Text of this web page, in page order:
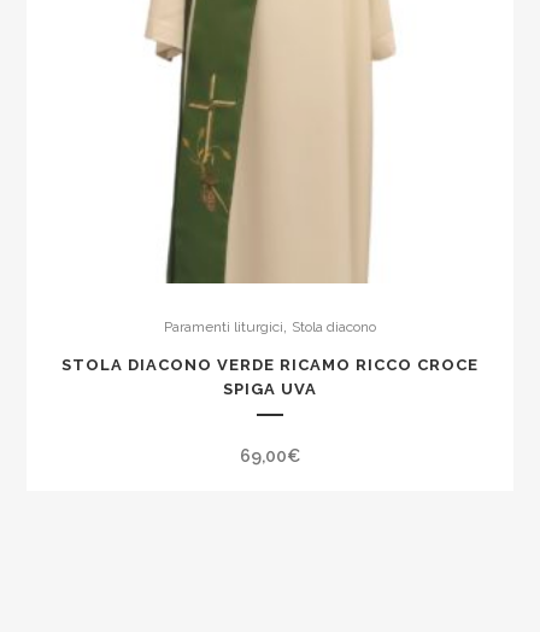
Paramenti liturgici, Stola diacono
STOLA DIACONO VERDE RICAMO RICCO CROCE
SPIGA UVA
69,00€